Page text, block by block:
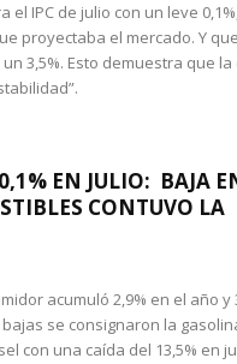
el IPC de julio con un leve
proyectaba el mercado. Y
3,5%. Esto demuestra que
EN JULIO: BAJA
CONTUVO LA
acumuló 2,9% en el año y
se consignaron la
con una caída del 13,5% en